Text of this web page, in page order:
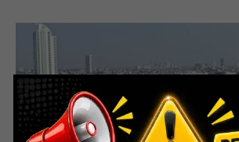
Lihat Detail Proyek